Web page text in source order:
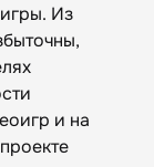
Из
и на